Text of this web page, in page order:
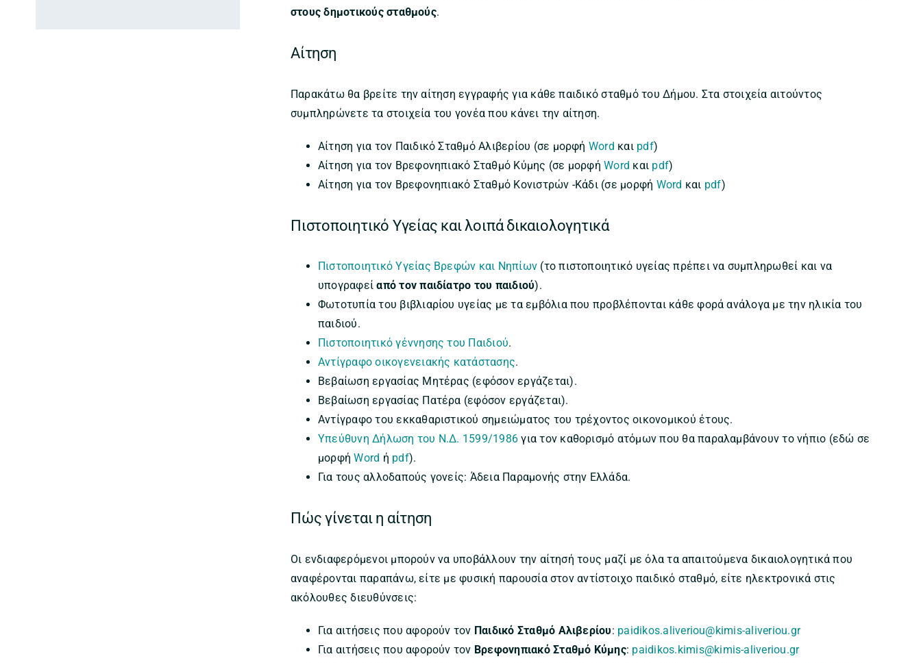
στους δημοτικούς σταθμούς.
Αίτηση
Παρακάτω θα βρείτε την αίτηση εγγραφής για κάθε παιδικό σταθμό του Δήμου. Στα στοιχεία αιτούντος
συμπληρώνετε τα στοιχεία του γονέα που κάνει την αίτηση.
Αίτηση για τον Παιδικό Σταθμό Αλιβερίου (σε μορφή Word και pdf)
Αίτηση για τον Βρεφονηπιακό Σταθμό Κύμης (σε μορφήWord και pdf)
Αίτηση για τον Βρεφονηπιακό Σταθμό Κονιστρών -Κάδι (σε μορφή Word και pdf)
Πιστοποιητικό Υγείας και λοιπά δικαιολογητικά
Πιστοποιητικό Υγείας Βρεφών και Νηπίων (το πιστοποιητικό υγείας πρέπει να συμπληρωθεί και να
υπογραφείαπό τον παιδίατρο του παιδιού).
Φωτοτυπία του βιβλιαρίου υγείας με τα εμβόλια που προβλέπονται κάθε φορά ανάλογα με την ηλικία του
παιδιού.
Πιστοποιητικό γέννησης του Παιδιού.
Αντίγραφο οικογενειακής κατάστασης.
Βεβαίωση εργασίας Μητέρας (εφόσον εργάζεται).
Βεβαίωση εργασίας Πατέρα (εφόσον εργάζεται).
Αντίγραφο του εκκαθαριστικού σημειώματος του τρέχοντος οικονομικού έτους.
Υπεύθυνη Δήλωση του Ν.Δ. 1599/1986 για τον καθορισμό ατόμων που θα παραλαμβάνουν το νήπιο (εδώ σε
μορφήWord ή pdf).
Για τους αλλοδαπούς γονείς: Άδεια Παραμονής στην Ελλάδα.
Πώς γίνεται η αίτηση
Οι ενδιαφερόμενοι μπορούν να υποβάλλουν την αίτησή τους μαζί με όλα τα απαιτούμενα δικαιολογητικά που
αναφέρονται παραπάνω, είτε με φυσική παρουσία στον αντίστοιχο παιδικό σταθμό, είτε ηλεκτρονικά στις
ακόλουθες διευθύνσεις:
Για αιτήσεις που αφορούν τον Παιδικό Σταθμό Αλιβερίου: paidikos.aliveriou@kimis-aliveriou.gr
Για αιτήσεις που αφορούν τον Βρεφονηπιακό Σταθμό Κύμης: paidikos.kimis@kimis-aliveriou.gr